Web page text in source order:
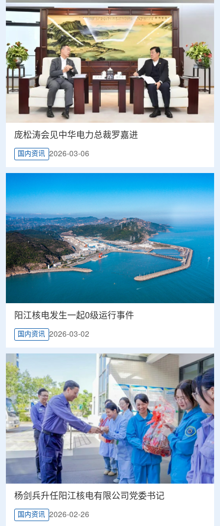
庞松涛会见中华电力总裁罗嘉进
国内资讯 2026-03-06
阳江核电发生一起0级运行事件
国内资讯 2026-03-02
杨剑兵升任阳江核电有限公司党委书记
国内资讯 2026-02-26